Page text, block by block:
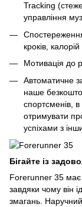
Tracking
управління
кроків,
Мотивація до
Автоматичне
наше
спортсменів,
отримувати
успіхами з
Бігайте із
Forerunner 35 має
завдяки чому він
змагань.